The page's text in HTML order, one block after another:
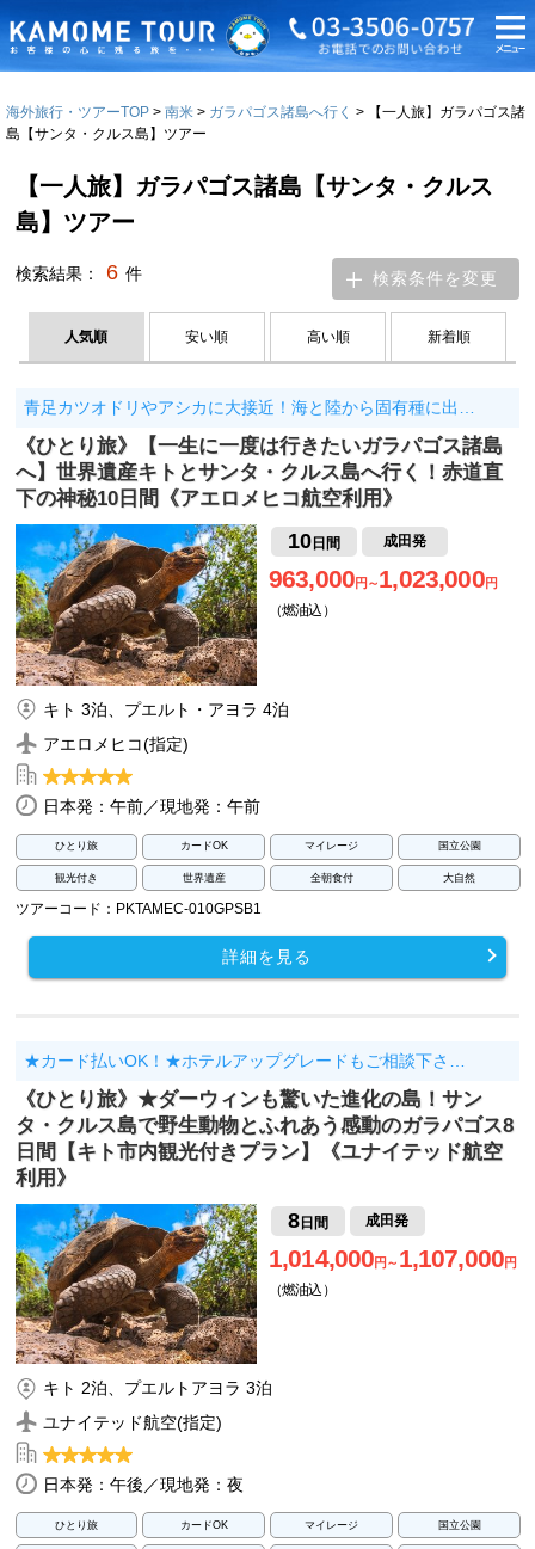
海外旅行・ツアーTOP 南米 ガラパゴス諸島へ行く
【一人旅】ガラパゴス諸
島【サンタ・クルス島】ツアー
【一人旅】ガラパゴス諸島【サンタ・クルス
島】ツアー
検索結果： 6 件 検索条件を変更
人気順 安い順 高い順 新着順
青足カツオドリやアシカに大接近！海と陸から固有種に出…
《ひとり旅》【一生に一度は行きたいガラパゴス諸島
へ】世界遺産キトとサンタ・クルス島へ行く！赤道直
下の神秘10日間《アエロメヒコ航空利用》
10日間 成田発
963,000円～1,023,000円
（燃油込）
キト 3泊、プエルト・アヨラ 4泊
アエロメヒコ(指定)
日本発：午前／現地発：午前
ひとり旅 カードOK マイレージ 国立公園
観光付き 世界遺産 全朝食付 大自然
ツアーコード：PKTAMEC-010GPSB1
詳細を見る
★カード払いOK！★ホテルアップグレードもご相談下さ…
《ひとり旅》★ダーウィンも驚いた進化の島！サン
タ・クルス島で野生動物とふれあう感動のガラパゴス8
日間【キト市内観光付きプラン】《ユナイテッド航空
利用》
8日間 成田発
1,014,000円～ 1,107,000円
（燃油込）
キト 2泊、プエルトアヨラ 3泊
ユナイテッド航空(指定)
日本発：午後／現地発：夜
ひとり旅 カードOK マイレージ 国立公園